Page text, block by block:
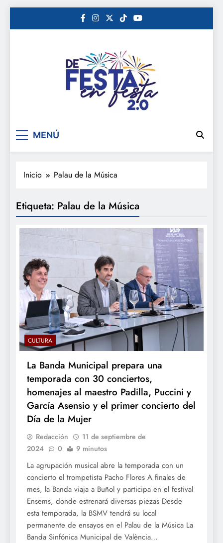
De festa en festa 2.0
MENÚ
Inicio Palau de la Música
Etiqueta: Palau de la Música
CULTURA
La Banda Municipal prepara una
temporada con 30 conciertos,
homenajes al maestro Padilla, Puccini y
García Asensio y el primer concierto del
Día de la Mujer
Redacción
11 de septiembre de
2024
0 9 minutos
La agrupación musical abre la temporada con un
concierto el trompetista Pacho Flores A finales de
mes, la Banda viaja a Buñol y participa en el festival
Ensems, donde estrenará diversas piezas Desde
esta temporada, la BSMV tendrá su local
permanente de ensayos en el Palau de la Música La
Banda Sinfónica Municipal de València…